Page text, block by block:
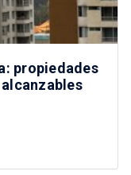
propiedades